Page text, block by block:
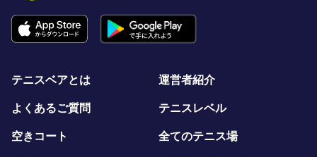
テニスベアとは 運営者紹介
よくあるご質問 テニスレベル
空きコート 全てのテニス場